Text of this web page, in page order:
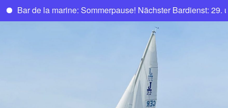
Bar de la marine: Sommerpause! Nächster Bardienst: 29.